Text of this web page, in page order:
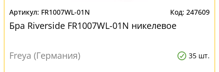
FR1007WL-01N 247609
Бра Riverside FR1007WL-01N никелевое
Freya (Германия) 35 шт.